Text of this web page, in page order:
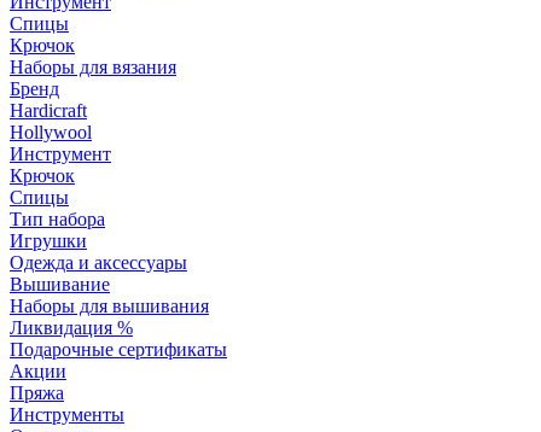
Спицы
Крючок
Наборы для вязания
Бренд
Hardicraft
Hollywool
Инструмент
Крючок
Спицы
Тип набора
Игрушки
Одежда и аксессуары
Вышивание
Наборы для вышивания
Ликвидация %
Подарочные сертификаты
Акции
Пряжа
Инструменты